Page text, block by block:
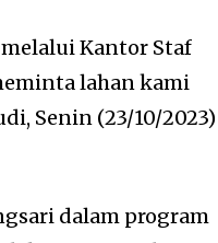
Kantor Staf
lahan kami
Senin (23/10/2023)
dalam program